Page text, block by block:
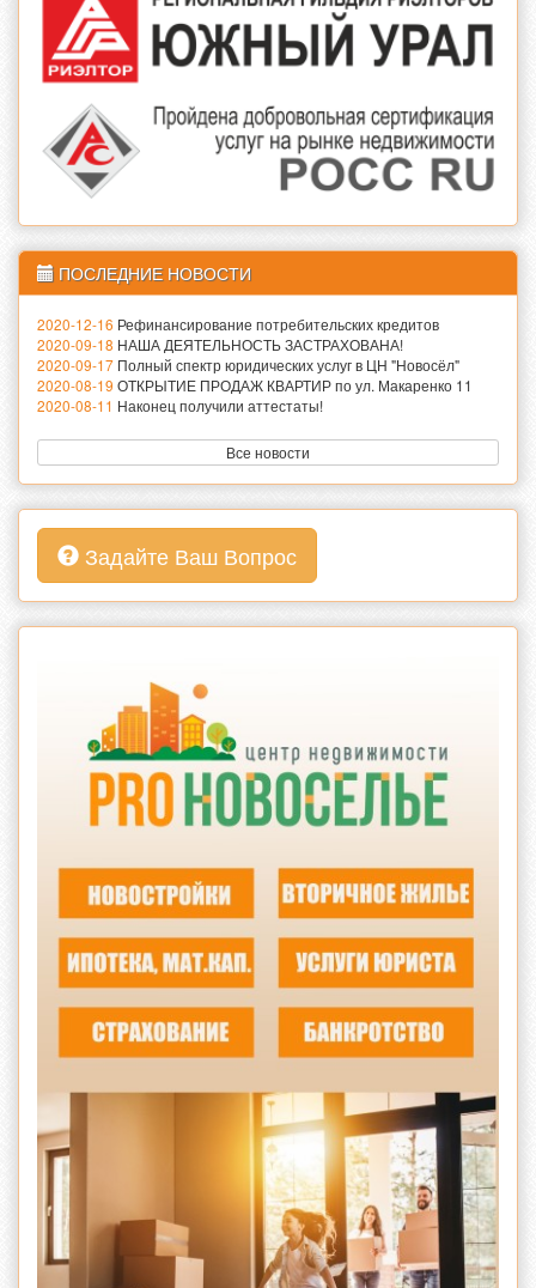
ПОСЛЕДНИЕ НОВОСТИ
2020-12-16 Рефинансирование потребительских кредитов
2020-09-18 НАША ДЕЯТЕЛЬНОСТЬ ЗАСТРАХОВАНА!
2020-09-17 Полный спектр юридических услуг в ЦН "Новосёл"
2020-08-19 ОТКРЫТИЕ ПРОДАЖ КВАРТИР по ул. Макаренко 11
2020-08-11 Наконец получили аттестаты!
Все новости
Задайте Ваш Вопрос